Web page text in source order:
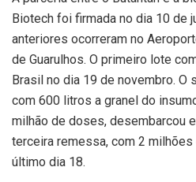
Biotech foi firmada no dia 10 de
anteriores ocorreram no
de Guarulhos. O primeiro lote
Brasil no dia 19 de novembro. O
com 600 litros a granel do
milhão de doses, desembarcou
terceira remessa, com 2
último dia 18.